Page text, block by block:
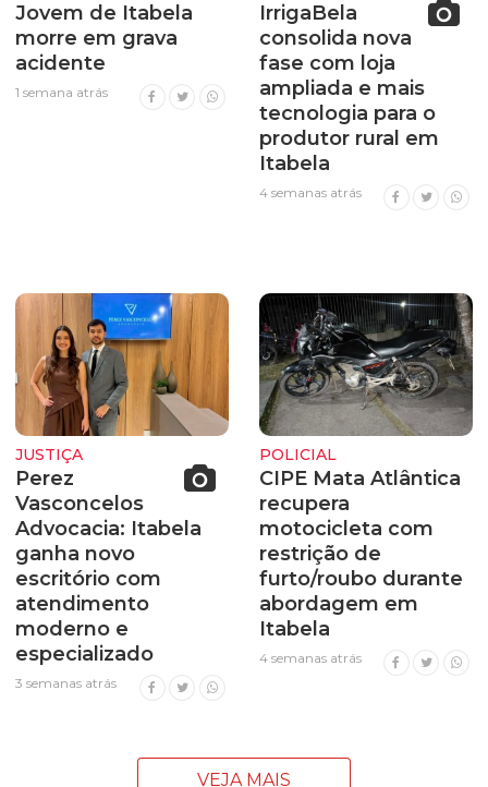
Jovem de Itabela
morre em grava
acidente
1 semana atrás
IrrigaBela
consolida nova
fase com loja
ampliada e mais
tecnologia para o
produtor rural em
Itabela
4 semanas atrás
JUSTIÇA
Perez
Vasconcelos
Advocacia: Itabela
ganha novo
escritório com
atendimento
moderno e
especializado
3 semanas atrás
POLICIAL
CIPE Mata Atlântica
recupera
motocicleta com
restrição de
furto/roubo durante
abordagem em
Itabela
4 semanas atrás
VEJA MAIS